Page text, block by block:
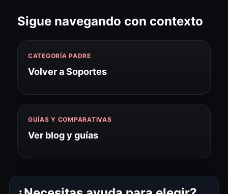
Sigue navegando con contexto
CATEGORÍA PADRE
Volver a Soportes
GUÍAS Y COMPARATIVAS
Ver blog y guías